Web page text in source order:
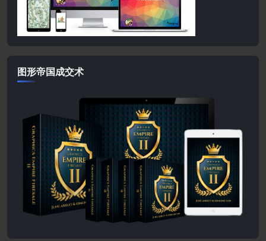
图形帝国成交术